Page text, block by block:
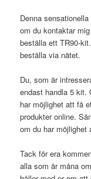
Denna
om du kontaktar
beställa ett TR90-
beställa via nätet.
Du, som är
endast handla 5 kit.
har möjlighet att få
produkter online.
om du har möjlighet
Tack för era
alla som är måna